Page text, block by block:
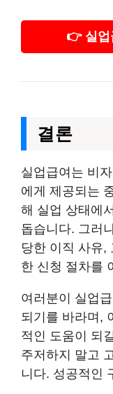
👉 실업
결론
실업급여는 비
에게 제공되는
해 실업 상태에
돕습니다. 그러
당한 이직 사유,
한 신청 절차를
여러분이 실업
되기를 바라며,
적인 도움이 되
주저하지 말고
니다. 성공적인